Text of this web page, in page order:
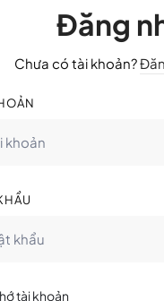
Đăng
Chưa có tài khoản?
tài khoản